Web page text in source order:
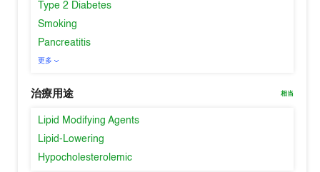
Type 2 Diabetes
Smoking
Pancreatitis
更多
治療用途 相当
Lipid Modifying Agents
Lipid-Lowering
Hypocholesterolemic